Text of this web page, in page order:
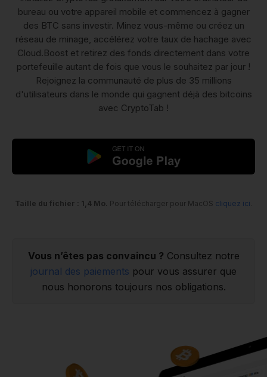
bureau ou votre appareil mobile et commencez à gagner
des BTC sans investir. Minez vous-même ou créez un
réseau de minage, accélérez votre taux de hachage avec
Cloud.Boost et retirez des fonds directement dans votre
portefeuille autant de fois que vous le souhaitez par jour !
Rejoignez la communauté de plus de 35 millions
d'utilisateurs dans le monde qui gagnent déjà des bitcoins
avec CryptoTab !
Taille du fichier : 1,4 Mo. Pour télécharger pour MacOS cliquez ici
Vous n’êtes pas convaincu ? Consultez notre
journal des paiements pour vous assurer que
nous honorons toujours nos obligations.